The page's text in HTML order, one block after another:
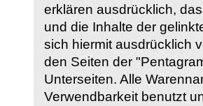
erklären ausdrücklich,
und die Inhalte der
sich hiermit ausdrücklich
den Seiten der
Unterseiten. Alle
Verwendbarkeit benutzt